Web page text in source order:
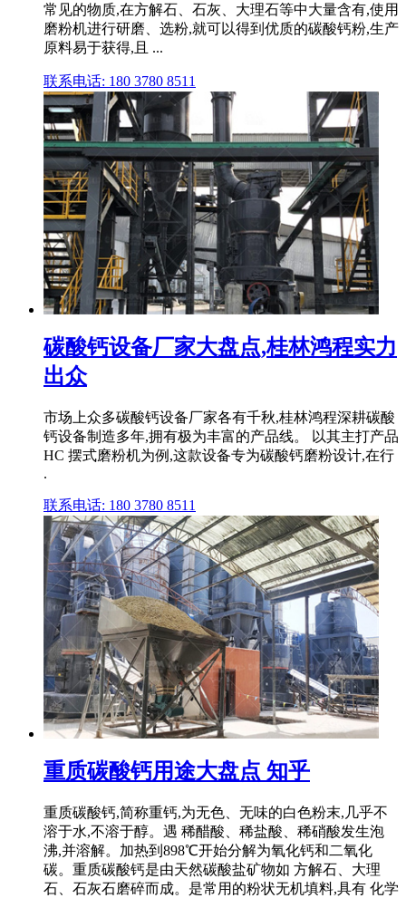
常见的物质,在方解石、石灰、大理石等中大量含有,使用
磨粉机进行研磨、选粉,就可以得到优质的碳酸钙粉,生产
原料易于获得,且 ...
联系电话: 180 3780 8511
碳酸钙设备厂家大盘点,桂林鸿程实力
出众
市场上众多碳酸钙设备厂家各有千秋,桂林鸿程深耕碳酸
钙设备制造多年,拥有极为丰富的产品线。 以其主打产品
HC 摆式磨粉机为例,这款设备专为碳酸钙磨粉设计,在行
.
联系电话: 180 3780 8511
重质碳酸钙用途大盘点 知乎
重质碳酸钙,简称重钙,为无色、无味的白色粉末,几乎不
溶于水,不溶于醇。遇 稀醋酸、稀盐酸、稀硝酸发生泡
沸,并溶解。加热到898℃开始分解为氧化钙和二氧化
碳。重质碳酸钙是由天然碳酸盐矿物如 方解石、大理
石、石灰石磨碎而成。是常用的粉状无机填料,具有 化学